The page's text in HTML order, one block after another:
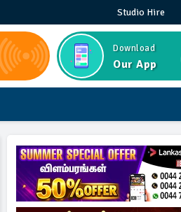
Studio Hire
Download
Our App